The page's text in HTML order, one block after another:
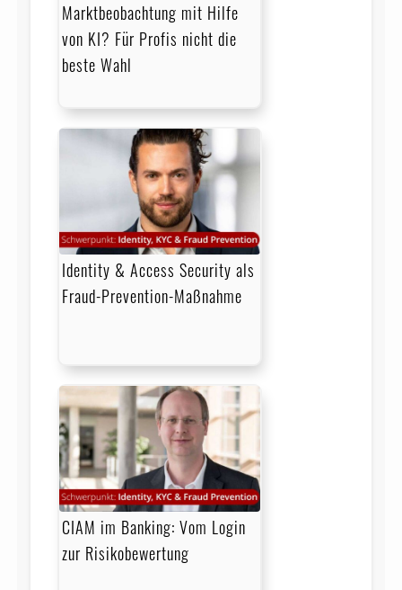
Marktbeobachtung mit Hilfe
von KI? Für Profis nicht die
beste Wahl
Identity & Access Security als
Fraud-Prevention-Maßnahme
CIAM im Banking: Vom Login
zur Risikobewertung